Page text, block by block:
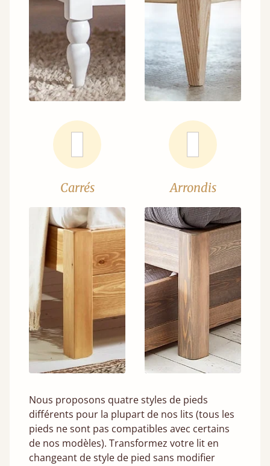
Carrés Arrondis
Nous proposons quatre styles de pieds
différents pour la plupart de nos lits (tous les
pieds ne sont pas compatibles avec certains
de nos modèles). Transformez votre lit en
changeant de style de pied sans modifier